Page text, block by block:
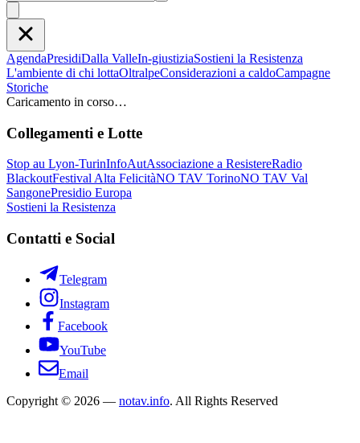
AgendaPresidiDalla ValleIn-giustiziaSostieni la Resistenza
L'ambiente di chi lottaOltralpeConsiderazioni a caldoCampagne
Storiche
Caricamento in corso…
Collegamenti e Lotte
Stop au Lyon-TurinInfoAutAssociazione a ResistereRadio
BlackoutFestival Alta FelicitàNO TAV TorinoNO TAV Val
SangonePresidio Europa
Sostieni la Resistenza
Contatti e Social
Telegram
Instagram
Facebook
YouTube
Email
Copyright © 2026 — notav.info. All Rights Reserved